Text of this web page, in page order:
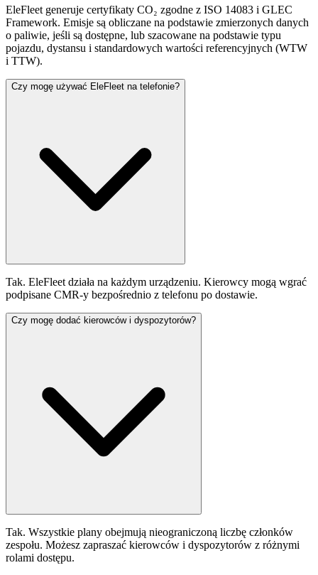
EleFleet generuje certyfikaty CO₂ zgodne z ISO 14083 i GLEC
Framework. Emisje są obliczane na podstawie zmierzonych danych
o paliwie, jeśli są dostępne, lub szacowane na podstawie typu
pojazdu, dystansu i standardowych wartości referencyjnych (WTW
i TTW).
Czy mogę używać EleFleet na telefonie?
Tak. EleFleet działa na każdym urządzeniu. Kierowcy mogą wgrać
podpisane CMR-y bezpośrednio z telefonu po dostawie.
Czy mogę dodać kierowców i dyspozytorów?
Tak. Wszystkie plany obejmują nieograniczoną liczbę członków
zespołu. Możesz zapraszać kierowców i dyspozytorów z różnymi
rolami dostępu.